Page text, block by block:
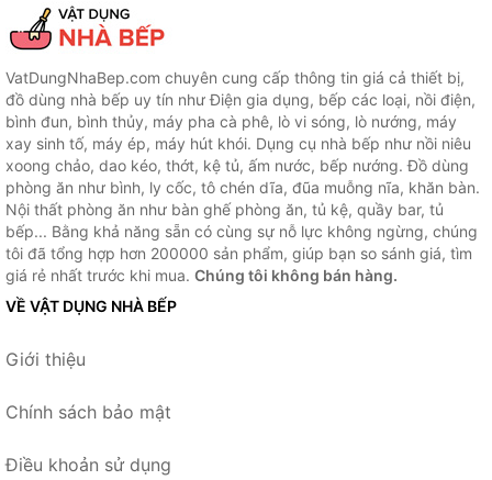
VatDungNhaBep.com chuyên cung cấp thông tin giá cả thiết bị,
đồ dùng nhà bếp uy tín như Điện gia dụng, bếp các loại, nồi điện,
bình đun, bình thủy, máy pha cà phê, lò vi sóng, lò nướng, máy
xay sinh tố, máy ép, máy hút khói. Dụng cụ nhà bếp như nồi niêu
xoong chảo, dao kéo, thớt, kệ tủ, ấm nước, bếp nướng. Đồ dùng
phòng ăn như bình, ly cốc, tô chén dĩa, đũa muỗng nĩa, khăn bàn.
Nội thất phòng ăn như bàn ghế phòng ăn, tủ kệ, quầy bar, tủ
bếp... Bằng khả năng sẵn có cùng sự nỗ lực không ngừng, chúng
tôi đã tổng hợp hơn 200000 sản phẩm, giúp bạn so sánh giá, tìm
giá rẻ nhất trước khi mua. Chúng tôi không bán hàng.
VỀ VẬT DỤNG NHÀ BẾP
Giới thiệu
Chính sách bảo mật
Điều khoản sử dụng